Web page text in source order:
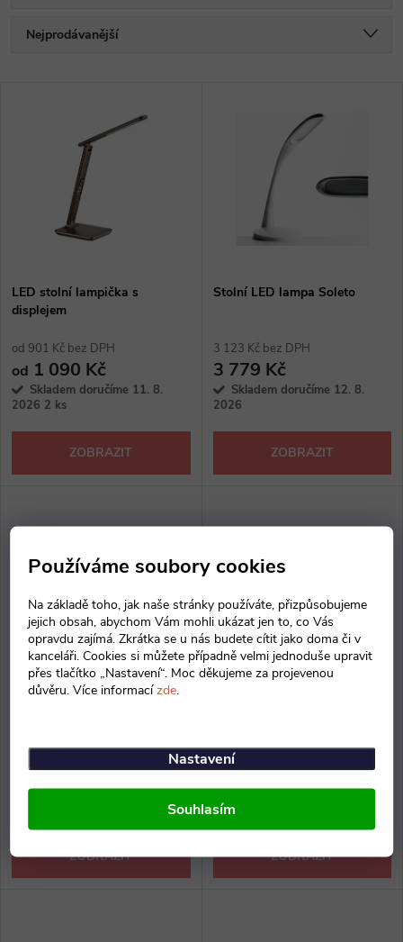
Používáme soubory cookies
Na základě toho, jak naše stránky používáte, přizpůsobujeme
jejich obsah, abychom Vám mohli ukázat jen to, co Vás
opravdu zajímá. Zkrátka se u nás budete cítit jako doma či v
kanceláři. Cookies si můžete případně velmi jednoduše upravit
přes tlačítko „Nastavení“. Moc děkujeme za projevenou
důvěru. Více informacízde.
Nastavení
Souhlasím
Ř
p
r
o
d
u
k
ů
Nejprodávanější
Abecedně
s
p
r
o
d
ů
LED stolní lampička s
displejem
od 901 Kč bez DPH
od 1 090 Kč
Skladem doručíme 11. 8.
2026 2 ks
ZOBRAZIT
Stolní LED lampa Soleto
3 123 Kč bez DPH
3 779 Kč
Skladem doručíme 12. 8.
2026
ZOBRAZIT
Nastavitelná stolní LED
1 147 Kč bez DPH
1 388 Kč
Skladem doručíme 11. 8.
ZOBRAZIT
1 311 Kč bez DPH
1 586 Kč
Skladem doručíme 11. 8.
2026
ZOBRAZIT